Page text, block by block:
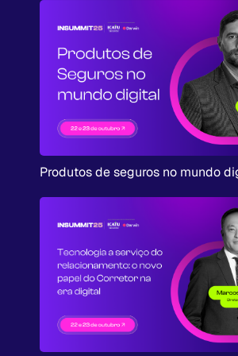
Produtos de seguros no mundo